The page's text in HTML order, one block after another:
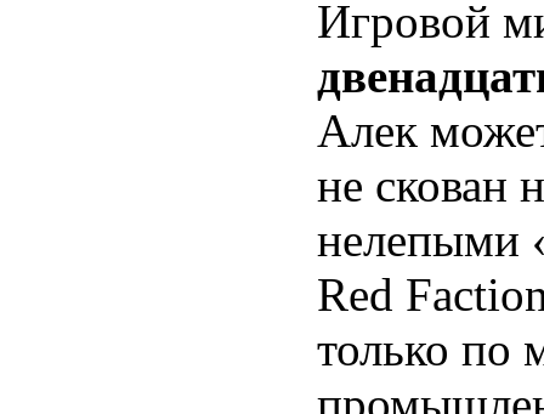
Игровой
Алек
не скован
нелепыми
Red
только по